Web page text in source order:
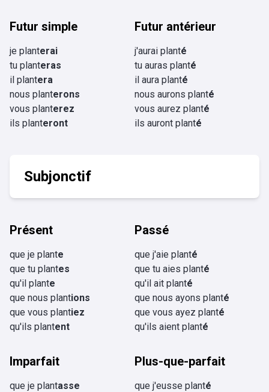
Futur simple
je planterai
tu planteras
il plantera
nous planterons
vous planterez
ils planteront
Futur antérieur
j'aurai planté
tu auras planté
il aura planté
nous aurons planté
vous aurez planté
ils auront planté
Subjonctif
Présent
que je plante
que tu plantes
qu'il plante
que nous plantions
que vous plantiez
qu'ils plantent
Passé
que j'aie planté
que tu aies planté
qu'il ait planté
que nous ayons planté
que vous ayez planté
qu'ils aient planté
Imparfait
que je plantasse
Plus-que-parfait
que j'eusse planté